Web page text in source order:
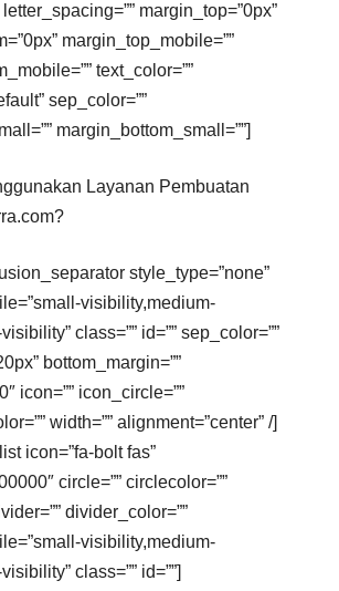
letter_spacing=”” margin_top=”0px”
margin_top_mobile=””
text_color=””
sep_color=””
margin_bottom_small=””]
Layanan Pembuatan
style_type=”none”
visibility,medium-
class=”” id=”” sep_color=””
bottom_margin=””
icon=”” icon_circle=””
width=”” alignment=”center” /]
icon=”fa-bolt fas”
circle=”” circlecolor=””
divider_color=””
visibility,medium-
class=”” id=””]